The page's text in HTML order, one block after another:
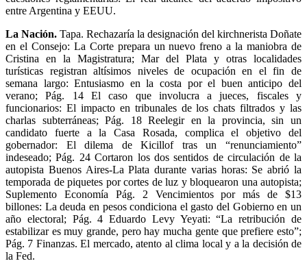
entre Argentina y EEUU.
La Nación. Tapa. Rechazaría la designación del kirchnerista Doñate
en el Consejo: La Corte prepara un nuevo freno a la maniobra de
Cristina en la Magistratura; Mar del Plata y otras localidades
turísticas registran altísimos niveles de ocupación en el fin de
semana largo: Entusiasmo en la costa por el buen anticipo del
verano; Pág. 14 El caso que involucra a jueces, fiscales y
funcionarios: El impacto en tribunales de los chats filtrados y las
charlas subterráneas; Pág. 18 Reelegir en la provincia, sin un
candidato fuerte a la Casa Rosada, complica el objetivo del
gobernador: El dilema de Kicillof tras un “renunciamiento”
indeseado; Pág. 24 Cortaron los dos sentidos de circulación de la
autopista Buenos Aires-La Plata durante varias horas: Se abrió la
temporada de piquetes por cortes de luz y bloquearon una autopista;
Suplemento Economía Pág. 2 Vencimientos por más de $13
billones: La deuda en pesos condiciona el gasto del Gobierno en un
año electoral; Pág. 4 Eduardo Levy Yeyati: “La retribución de
estabilizar es muy grande, pero hay mucha gente que prefiere esto”;
Pág. 7 Finanzas. El mercado, atento al clima local y a la decisión de
la Fed.